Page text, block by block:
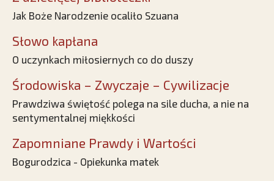
Jak Boże Narodzenie ocaliło Szuana
Słowo kapłana
O uczynkach miłosiernych co do duszy
Środowiska – Zwyczaje – Cywilizacje
Prawdziwa świętość polega na sile ducha, a nie na
sentymentalnej miękkości
Zapomniane Prawdy i Wartości
Bogurodzica - Opiekunka matek